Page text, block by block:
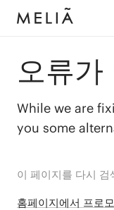
오류가
While we are
you some
이 페이지를 다시
홈페이지에서 프로